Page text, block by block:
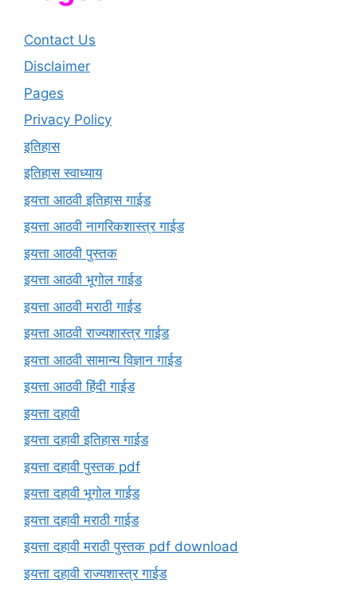
Contact Us
Disclaimer
Pages
Privacy Policy
इतिहास
इतिहास स्वाध्याय
इयत्ता आठवी इतिहास गाईड
इयत्ता आठवी नागरिकशास्त्र गाईड
इयत्ता आठवी पुस्तक
इयत्ता आठवी भूगोल गाईड
इयत्ता आठवी मराठी गाईड
इयत्ता आठवी राज्यशास्त्र गाईड
इयत्ता आठवी सामान्य विज्ञान गाईड
इयत्ता आठवी हिंदी गाईड
इयत्ता दहावी
इयत्ता दहावी इतिहास गाईड
इयत्ता दहावी पुस्तक pdf
इयत्ता दहावी भूगोल गाईड
इयत्ता दहावी मराठी गाईड
इयत्ता दहावी मराठी पुस्तक pdf download
इयत्ता दहावी राज्यशास्त्र गाईड